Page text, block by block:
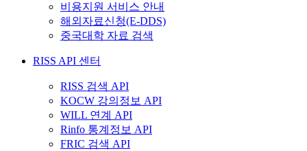
비용지원 서비스 안내
해외자료신청(E-DDS)
중국대학 자료 검색
RISS API 센터
RISS 검색 API
KOCW 강의정보 API
WILL 연계 API
Rinfo 통계정보 API
FRIC 검색 API